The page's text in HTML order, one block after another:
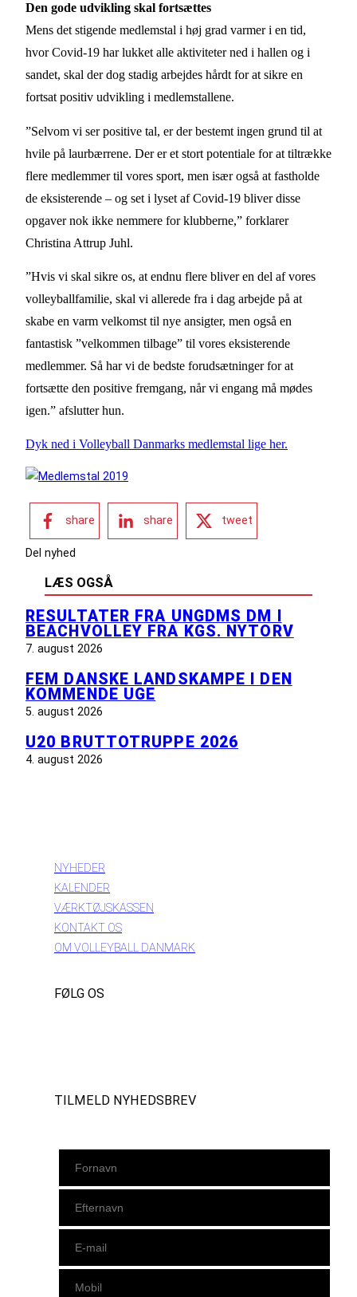
Den gode udvikling skal fortsættes
Mens det stigende medlemstal i høj grad varmer i en tid,
hvor Covid-19 har lukket alle aktiviteter ned i hallen og i
sandet, skal der dog stadig arbejdes hårdt for at sikre en
fortsat positiv udvikling i medlemstallene.
”Selvom vi ser positive tal, er der bestemt ingen grund til at
hvile på laurbærrene. Der er et stort potentiale for at tiltrække
flere medlemmer til vores sport, men især også at fastholde
de eksisterende – og set i lyset af Covid-19 bliver disse
opgaver nok ikke nemmere for klubberne,” forklarer
Christina Attrup Juhl.
”Hvis vi skal sikre os, at endnu flere bliver en del af vores
volleyballfamilie, skal vi allerede fra i dag arbejde på at
skabe en varm velkomst til nye ansigter, men også en
fantastisk ”velkommen tilbage” til vores eksisterende
medlemmer. Så har vi de bedste forudsætninger for at
fortsætte den positive fremgang, når vi engang må mødes
igen.” afslutter hun.
Dyk ned i Volleyball Danmarks medlemstal lige her.
share share tweet
Del nyhed
LÆS OGSÅ
RESULTATER FRA UNGDMS DM I
BEACHVOLLEY FRA KGS. NYTORV
7. august 2026
FEM DANSKE LANDSKAMPE I DEN
KOMMENDE UGE
5. august 2026
U20 BRUTTOTRUPPE 2026
4. august 2026
NYHEDER
KALENDER
VÆRKTØJSKASSEN
KONTAKT OS
OM VOLLEYBALL DANMARK
FØLG OS
TILMELD NYHEDSBREV